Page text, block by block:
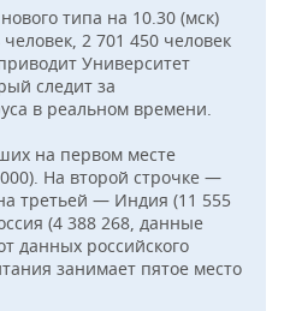
типа на 10.30 (мск)
2 701 450 человек
Университет
следит за
в реальном времени.
на первом месте
На второй строчке —
третьей — Индия (11 555
(4 388 268, данные
данных российского
занимает пятое место